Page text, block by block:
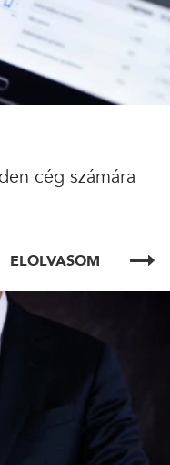
cég számára
ELOLVASOM